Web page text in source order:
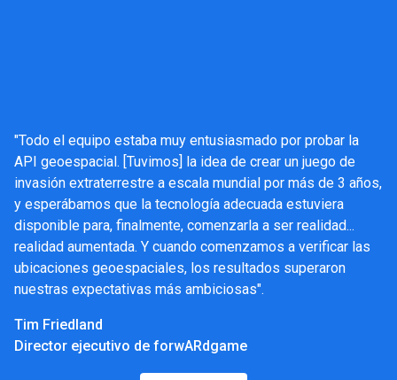
"Todo el equipo estaba muy entusiasmado por probar la
API geoespacial. [Tuvimos] la idea de crear un juego de
invasión extraterrestre a escala mundial por más de 3 años,
y esperábamos que la tecnología adecuada estuviera
disponible para, finalmente, comenzarla a ser realidad...
realidad aumentada. Y cuando comenzamos a verificar las
ubicaciones geoespaciales, los resultados superaron
nuestras expectativas más ambiciosas".
Tim Friedland
Director ejecutivo de forwARdgame